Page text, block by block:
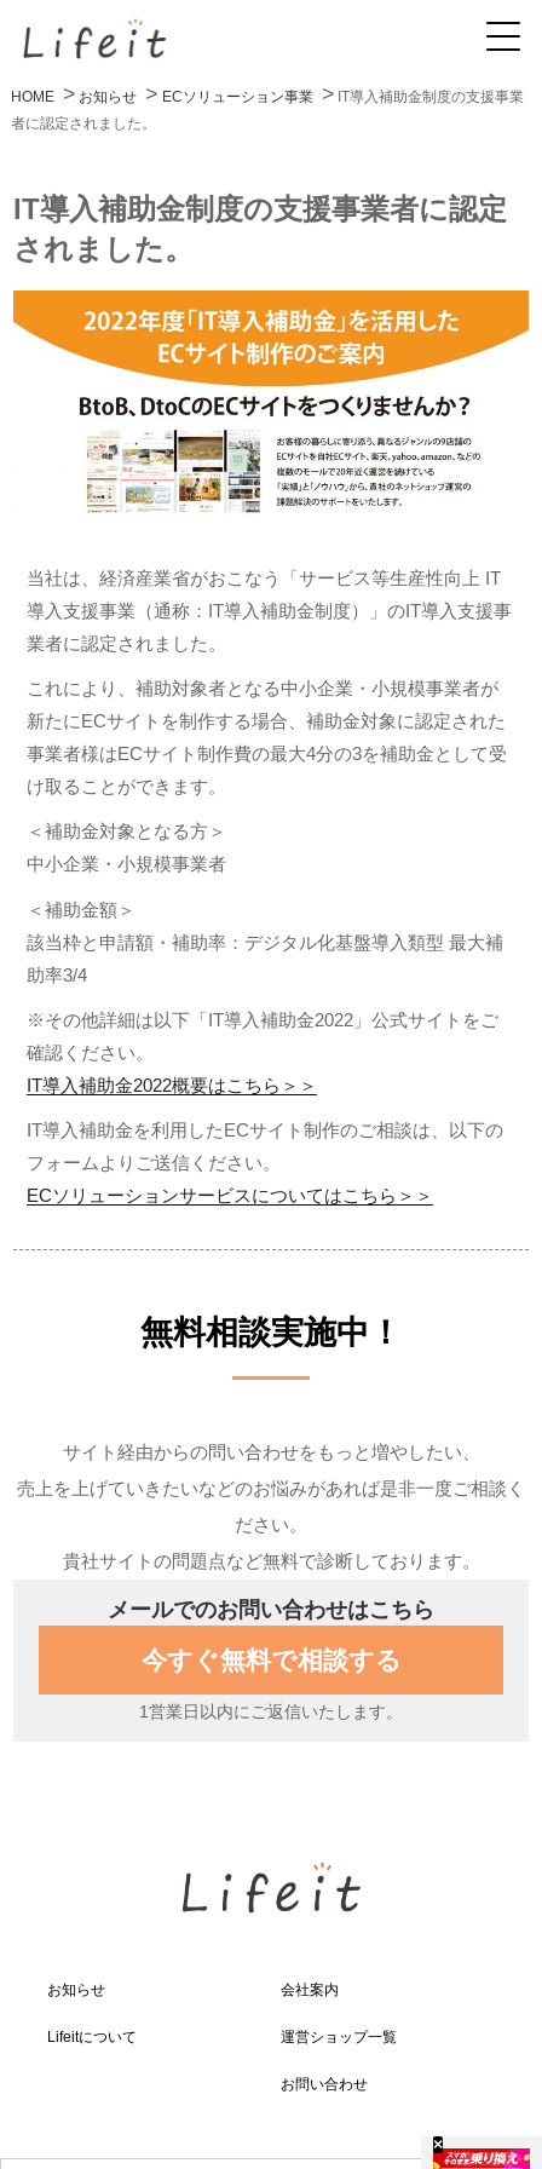
HOME お知らせ ECソリューション事業
IT導入補助金制度の支援事業
者に認定されました。
×
IT導入補助金制度の支援事業者に認定
されました。
当社は、経済産業省がおこなう「サービス等生産性向上 IT
導入支援事業（通称：IT導入補助金制度）」のIT導入支援事
業者に認定されました。
これにより、補助対象者となる中小企業・小規模事業者が
新たにECサイトを制作する場合、補助金対象に認定された
事業者様はECサイト制作費の最大4分の3を補助金として受
け取ることができます。
＜補助金対象となる方＞
中小企業・小規模事業者
＜補助金額＞
該当枠と申請額・補助率：デジタル化基盤導入類型 最大補
助率3/4
※その他詳細は以下「IT導入補助金2022」公式サイトをご
確認ください。
IT導入補助金2022概要はこちら＞＞
IT導入補助金を利用したECサイト制作のご相談は、以下の
フォームよりご送信ください。
ECソリューションサービスについてはこちら＞＞
無料相談実施中！
サイト経由からの問い合わせをもっと増やしたい、
売上を上げていきたいなどのお悩みがあれば是非一度ご相談く
ださい。
貴社サイトの問題点など無料で診断しております。
メールでのお問い合わせはこちら
今すぐ無料で相談する
1営業日以内にご返信いたします。
お知らせ 会社案内
Lifeitについて 運営ショップ一覧
お問い合わせ